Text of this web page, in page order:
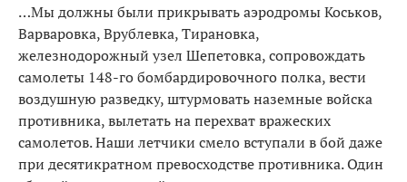
…Мы должны были прикрывать аэродромы Коськов,
Варваровка, Врублевка, Тирановка,
железнодорожный узел Шепетовка, сопровождать
самолеты 148-го бомбардировочного полка, вести
воздушную разведку, штурмовать наземные войска
противника, вылетать на перехват вражеских
самолетов. Наши летчики смело вступали в бой даже
при десятикратном превосходстве противника. Один